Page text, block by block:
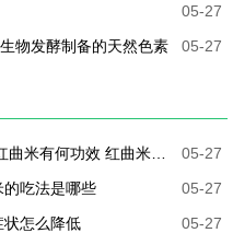
05-27
物发酵制备的天然色素
05-27
05-27
吃法是哪些
05-27
状怎么降低
05-27